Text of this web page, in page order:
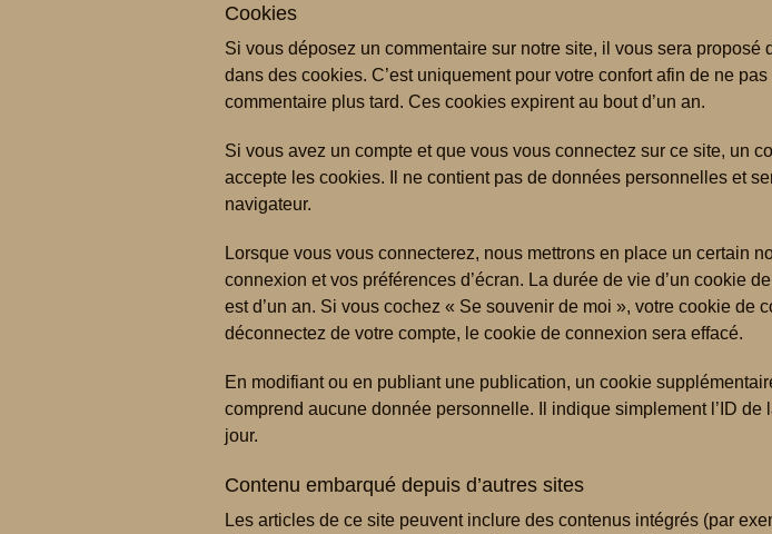
Cookies
Si vous déposez un commentaire sur notre site, il vous sera
dans des cookies. C’est uniquement pour votre confort afin de ne
commentaire plus tard. Ces cookies expirent au bout d’un an.
Si vous avez un compte et que vous vous connectez sur ce site, un
accepte les cookies. Il ne contient pas de données personnelles et
navigateur.
Lorsque vous vous connecterez, nous mettrons en place un certain
connexion et vos préférences d’écran. La durée de vie d’un cookie
est d’un an. Si vous cochez « Se souvenir de moi », votre cookie
déconnectez de votre compte, le cookie de connexion sera effacé.
En modifiant ou en publiant une publication, un cookie
comprend aucune donnée personnelle. Il indique simplement l’ID
jour.
Contenu embarqué depuis d’autres sites
Les articles de ce site peuvent inclure des contenus intégrés (par